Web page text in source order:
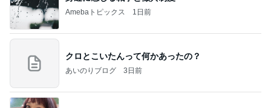
Amebaトピックス 1日前
クロとこいたんって何かあったの？
あいのりブログ 3日前